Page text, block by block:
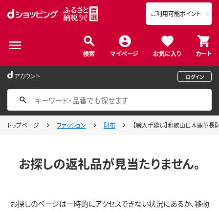
検索 マイページ お気に入り カート
ご利用可能ポイント
アカウント ログイン
トップページ ファッション 財布 【職人手縫い】和歌山日本鹿革長
お探しの返礼品が見当たりません。
お探しのページは一時的にアクセスできない状況にあるか、移動